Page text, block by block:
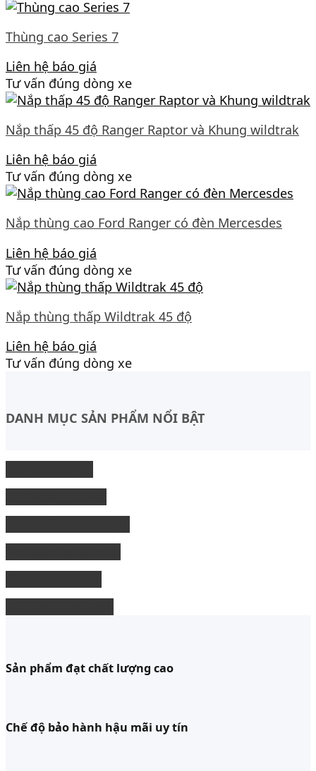
Thùng cao Series 7
Liên hệ báo giá
Tư vấn đúng dòng xe
Nắp thấp 45 độ Ranger Raptor và Khung wildtrak
Liên hệ báo giá
Tư vấn đúng dòng xe
Nắp thùng cao Ford Ranger có đèn Mercesdes
Liên hệ báo giá
Tư vấn đúng dòng xe
Nắp thùng thấp Wildtrak 45 độ
Liên hệ báo giá
Tư vấn đúng dòng xe
DANH MỤC SẢN PHẨM NỔI BẬT
Sản phẩm đạt chất lượng cao
Chế độ bảo hành hậu mãi uy tín